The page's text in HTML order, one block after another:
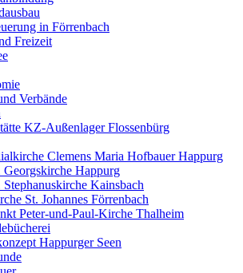
in Förrenbach
Freizeit
Verbände
KZ-Außenlager Flossenbürg
Clemens Maria Hofbauer Happurg
Georgskirche Happurg
Stephanuskirche Kainsbach
St. Johannes Förrenbach
Peter-und-Paul-Kirche Thalheim
Happurger Seen